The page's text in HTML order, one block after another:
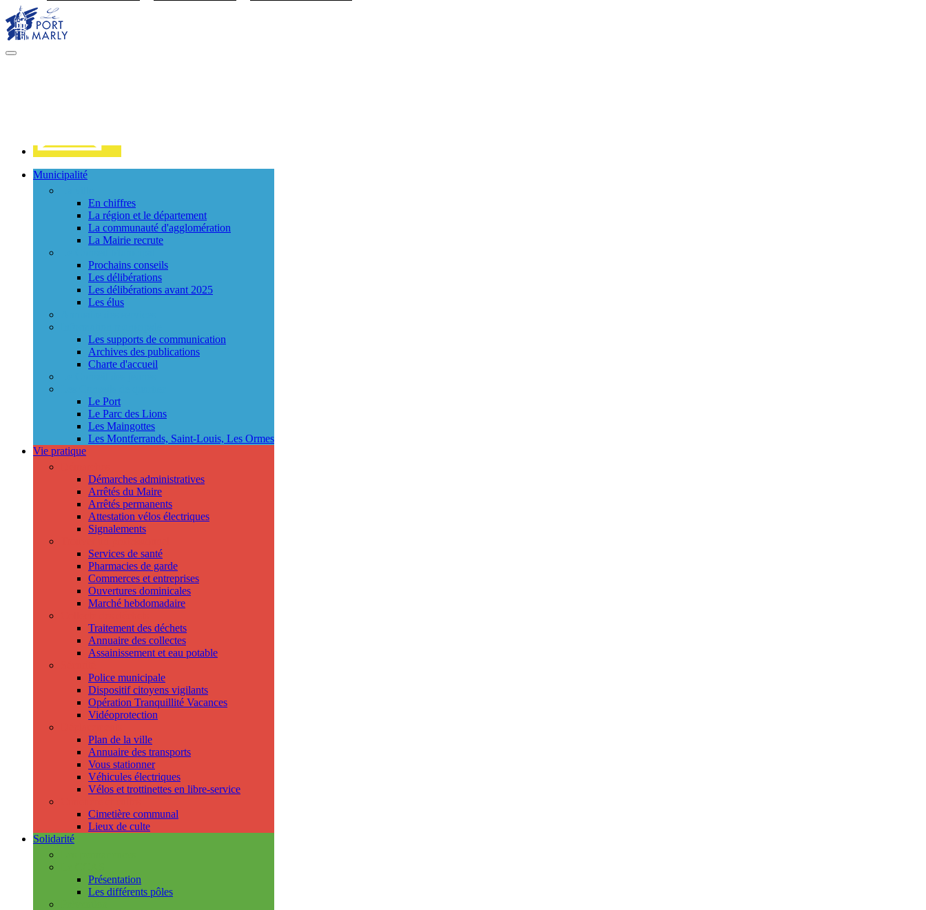
MENU
Municipalité
En chiffres
La région et le département
La communauté d'agglomération
La Mairie recrute
Prochains conseils
Les délibérations
Les délibérations avant 2025
Les élus
Les supports de communication
Archives des publications
Charte d'accueil
Le Port
Le Parc des Lions
Les Maingottes
Les Montferrands, Saint-Louis, Les Ormes
Vie pratique
Démarches administratives
Arrêtés du Maire
Arrêtés permanents
Attestation vélos électriques
Signalements
Services de santé
Pharmacies de garde
Commerces et entreprises
Ouvertures dominicales
Marché hebdomadaire
Traitement des déchets
Annuaire des collectes
Assainissement et eau potable
Police municipale
Dispositif citoyens vigilants
Opération Tranquillité Vacances
Vidéoprotection
Plan de la ville
Annuaire des transports
Vous stationner
Véhicules électriques
Vélos et trottinettes en libre-service
Cimetière communal
Lieux de culte
Solidarité
Présentation
Les différents pôles